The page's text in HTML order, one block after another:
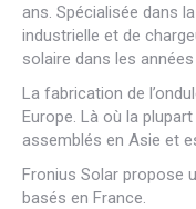
ans. Spécialisée dans
industrielle et de
solaire dans les années
La fabrication de
Europe. Là où la
assemblés en Asie et
Fronius Solar propose
basés en France.